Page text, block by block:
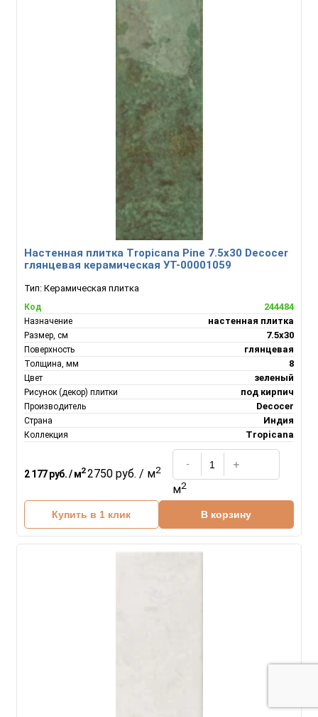
Настенная плитка Tropicana Pine 7.5х30 Decocer
глянцевая керамическая УТ-00001059
Тип: Керамическая плитка
Код 244484
Назначение настенная плитка
Размер, см 7.5х30
Поверхность глянцевая
Толщина, мм 8
Цвет зеленый
Рисунок (декор) плитки под кирпич
Производитель Decocer
Страна Индия
Коллекция Tropicana
2 177 руб. / м22750 руб. / м2
м2
Купить в 1 клик В корзину